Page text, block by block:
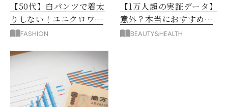
【50代】白パンツで着太
りしない！ユニクロワイ
ドパンツ夏の着回しテク
FASHION
【1万人超の実証データ】
意外？本当におすすめな
運動とストレス解消法と
BEAUTY&HEALTH